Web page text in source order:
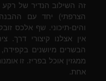
זה השילוב הנדיר של רקע
הצרפתי) יחד עם
והים-תיכוני. שף אלכס
אין אצלנו קיצורי
הבשרים מיושנים בקפידה,
ממגזין אוכל בפריז. זו
אחת.